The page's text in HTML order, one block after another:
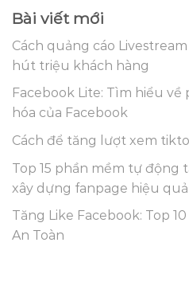
Bài viết mới
Cách quảng cáo
hút triệu khách hàng
Facebook Lite: Tìm hiểu
hóa của Facebook
Cách để tăng lượt xem
Top 15 phần mềm tự động
xây dựng fanpage hiệu quả
Tăng Like Facebook: Top
An Toàn